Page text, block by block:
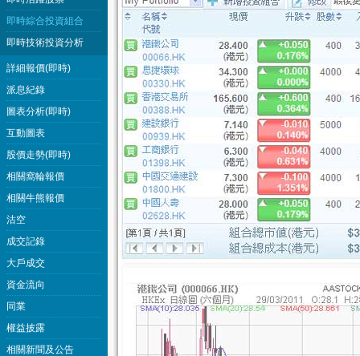
即時綜合投資組合
即時技術投資分析
詳細報價(即時)
派息紀錄
圖表分析(即時)
互動圖表
股價走勢(即時)
相關窩輪報價
相關牛熊報價
沽空
成交記錄
大戶成交
資金流向
同業
權益披露
相關新聞及公告